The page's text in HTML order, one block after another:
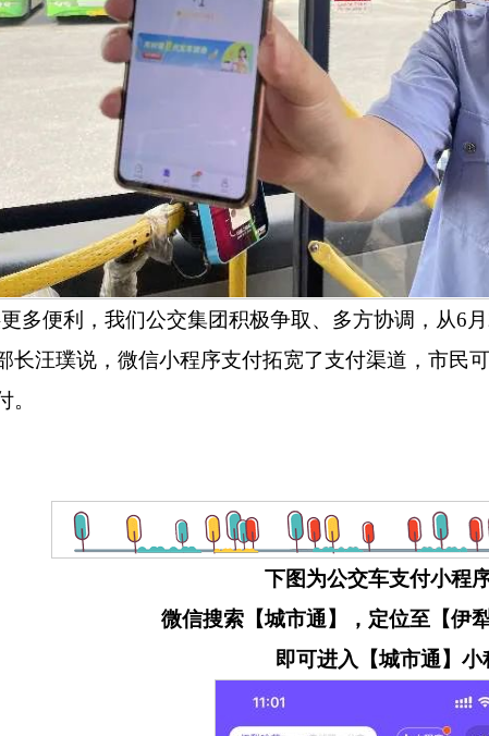
多便利，我们公交集团积极争取、多方协调，从6 月
长汪璞说，微信小程序支付拓宽了支付渠道，市民
。
下图为公交车支付小程
微信搜索【城市通】，定位至【伊
即可进入【城市通】小